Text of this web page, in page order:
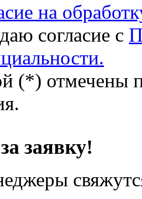
на
согласие с
(*) отмечены
заявку!